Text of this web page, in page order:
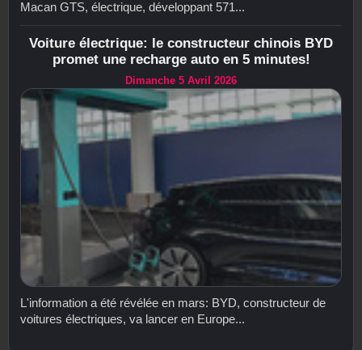
Macan GTS, électrique, développant 571...
Voiture électrique: le constructeur chinois BYD
promet une recharge auto en 5 minutes!
Dimanche 5 Avril 2026
L'information a été révélée en mars: BYD, constructeur de
voitures électriques, va lancer en Europe...